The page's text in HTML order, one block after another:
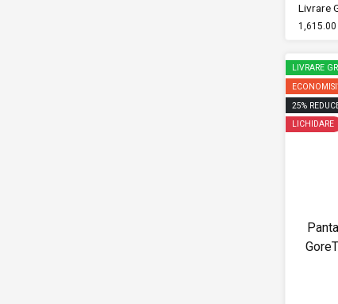
Livrare
1,615.00
LIVRARE
25%
LICHIDARE